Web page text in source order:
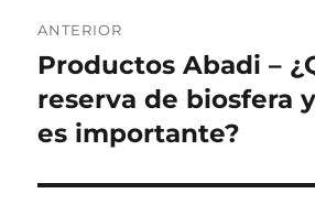
de
entradas
ANTERIOR
Entrada
anterior:
Productos Abadi –
reserva de biosfera
es importante?